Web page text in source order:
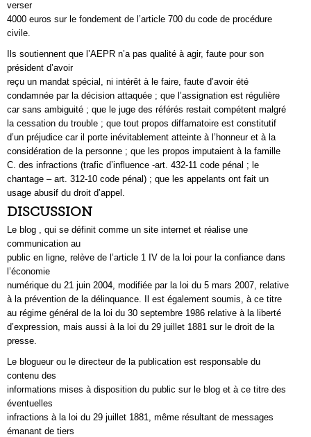
verser
4000 euros sur le fondement de l’article 700 du code de procédure
civile.
Ils soutiennent que l’AEPR n’a pas qualité à agir, faute pour son
président d’avoir
reçu un mandat spécial, ni intérêt à le faire, faute d’avoir été
condamnée par la décision attaquée ; que l’assignation est régulière
car sans ambiguité ; que le juge des référés restait compétent malgré
la cessation du trouble ; que tout propos diffamatoire est constitutif
d’un préjudice car il porte inévitablement atteinte à l’honneur et à la
considération de la personne ; que les propos imputaient à la famille
C. des infractions (trafic d’influence -art. 432-11 code pénal ; le
chantage – art. 312-10 code pénal) ; que les appelants ont fait un
usage abusif du droit d’appel.
DISCUSSION
Le blog , qui se définit comme un site internet et réalise une
communication au
public en ligne, relève de l’article 1 IV de la loi pour la confiance dans
l’économie
numérique du 21 juin 2004, modifiée par la loi du 5 mars 2007, relative
à la prévention de la délinquance. Il est également soumis, à ce titre
au régime général de la loi du 30 septembre 1986 relative à la liberté
d’expression, mais aussi à la loi du 29 juillet 1881 sur le droit de la
presse.
Le blogueur ou le directeur de la publication est responsable du
contenu des
informations mises à disposition du public sur le blog et à ce titre des
éventuelles
infractions à la loi du 29 juillet 1881, même résultant de messages
émanant de tiers